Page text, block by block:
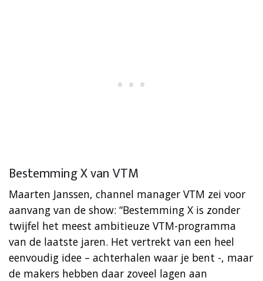
Bestemming X van VTM
Maarten Janssen, channel manager VTM zei voor
aanvang van de show: “Bestemming X is zonder
twijfel het meest ambitieuze VTM-programma
van de laatste jaren. Het vertrekt van een heel
eenvoudig idee – achterhalen waar je bent -, maar
de makers hebben daar zoveel lagen aan